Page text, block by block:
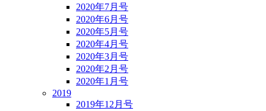
2020年7月号
2020年6月号
2020年5月号
2020年4月号
2020年3月号
2020年2月号
2020年1月号
2019
2019年12月号